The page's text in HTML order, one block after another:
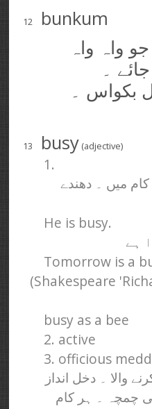
12 bunkum
جو واہ واہ
۔
بکواس ۔
13 busy (adjective)
1.
میں ۔ دھندے
He is busy.
ہے
Tomorrow is a
(Shakespeare
busy as a bee
2. active
3. officious
والا ۔ دخل انداز
چمچہ ۔ ہر کام